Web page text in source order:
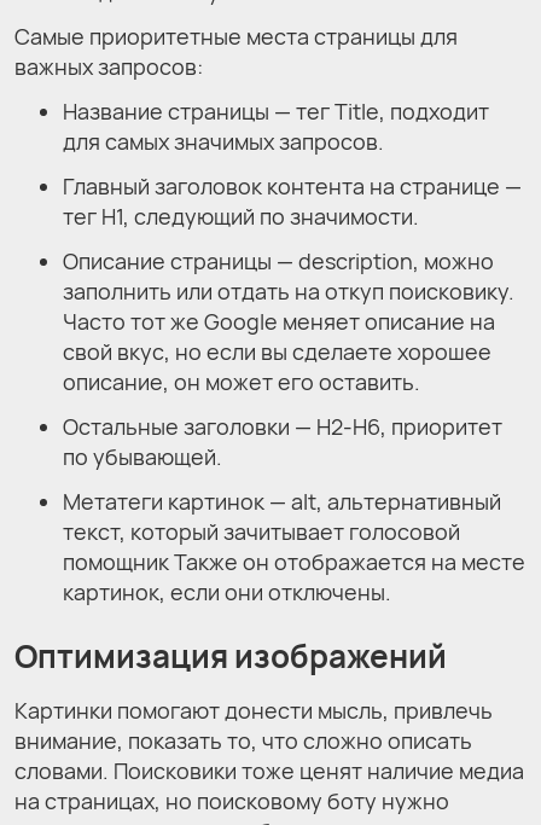
Самые приоритетные места страницы для
важных запросов:
Название страницы — тег Title, подходит
для самых значимых запросов.
Главный заголовок контента на странице —
тег H1, следующий по значимости.
Описание страницы — description, можно
заполнить или отдать на откуп поисковику.
Часто тот же Google меняет описание на
свой вкус, но если вы сделаете хорошее
описание, он может его оставить.
Остальные заголовки — H2-H6, приоритет
по убывающей.
Метатеги картинок — alt, альтернативный
текст, который зачитывает голосовой
помощник Также он отображается на месте
картинок, если они отключены.
Оптимизация изображений
Картинки помогают донести мысль, привлечь
внимание, показать то, что сложно описать
словами. Поисковики тоже ценят наличие медиа
на страницах, но поисковому боту нужно